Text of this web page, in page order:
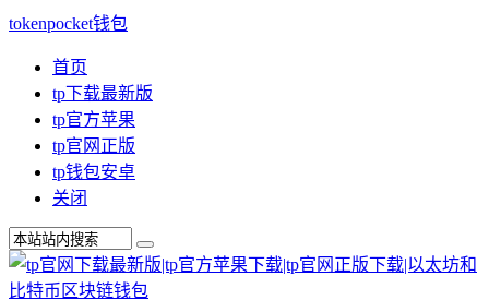
tokenpocket钱包
首页
tp下载最新版
tp官方苹果
tp官网正版
tp钱包安卓
关闭